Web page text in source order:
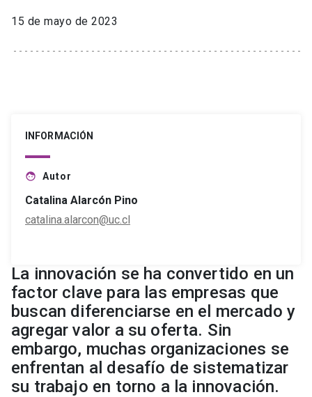
15 de mayo de 2023
INFORMACIÓN
face Autor
Catalina Alarcón Pino
catalina.alarcon@uc.cl
La innovación se ha convertido en un
factor clave para las empresas que
buscan diferenciarse en el mercado y
agregar valor a su oferta. Sin
embargo, muchas organizaciones se
enfrentan al desafío de sistematizar
su trabajo en torno a la innovación.